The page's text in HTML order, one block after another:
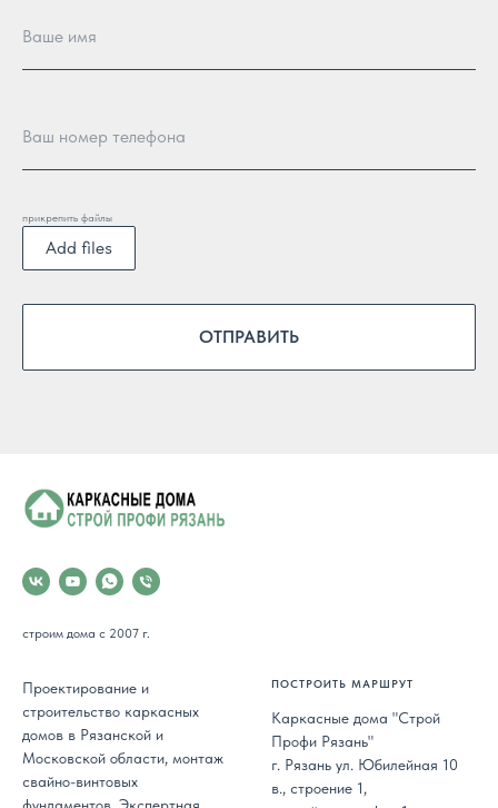
прикрепить файлы
Add files
ОТПРАВИТЬ
строим дома с 2007 г.
Проектирование и
строительство каркасных
домов в Рязанской и
Московской области, монтаж
свайно-винтовых
ПОСТРОИТЬ МАРШРУТ
Каркасные дома "Строй
Профи Рязань"
г. Рязань ул. Юбилейная 10
в., строение 1,